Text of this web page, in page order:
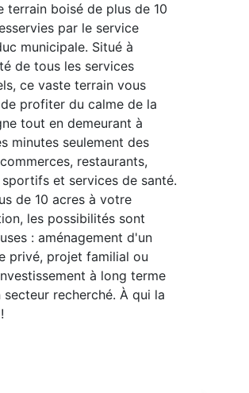
terrain boisé de plus de 10
par le service
municipale. Situé à
de tous les services
ce vaste terrain vous
profiter du calme de la
tout en demeurant à
minutes seulement des
restaurants,
et services de santé.
de 10 acres à votre
les possibilités sont
: aménagement d'un
privé, projet familial ou
à long terme
secteur recherché. À qui la